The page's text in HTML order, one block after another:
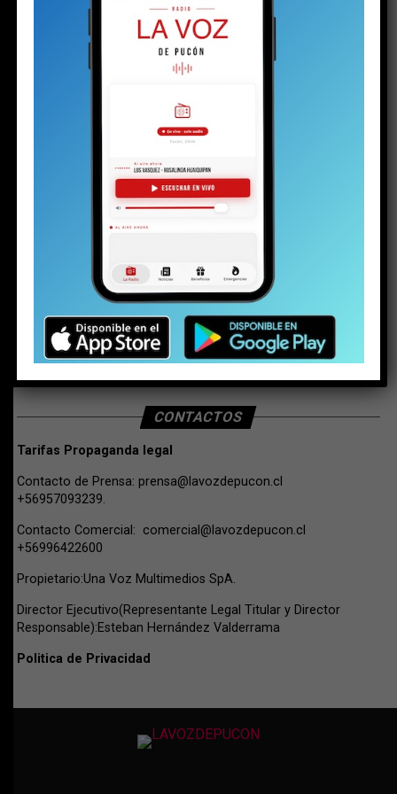
BUSCAR
CONTACTOS
Tarifas Propaganda legal
Contacto de Prensa: prensa@lavozdepucon.cl
+56957093239.
Contacto Comercial: comercial@lavozdepucon.cl
+56996422600
Propietario:Una Voz Multimedios SpA.
Director Ejecutivo(Representante Legal Titular y Director
Responsable):Esteban Hernández Valderrama
Politica de Privacidad